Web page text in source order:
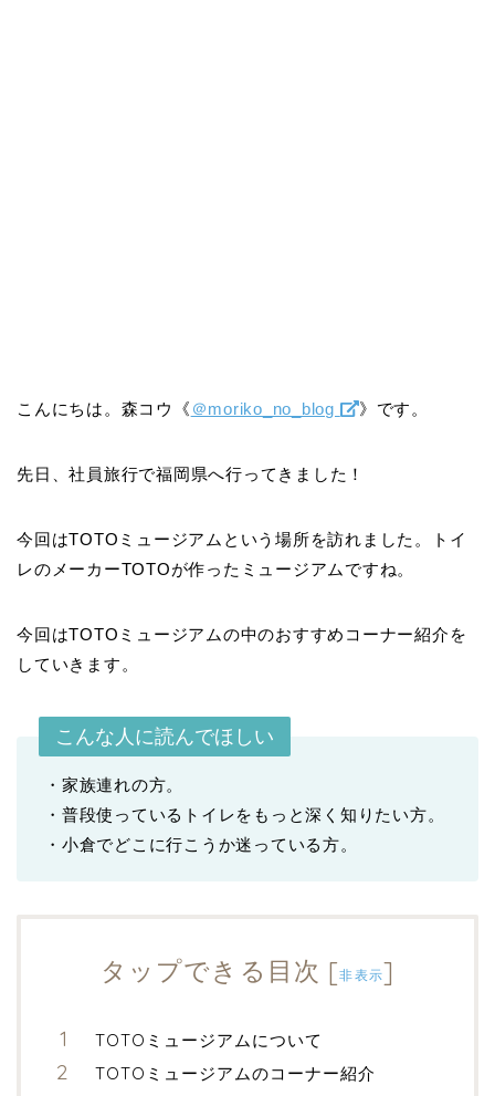
こんにちは。森コウ《 ＠moriko_no_blog 》です。
先日、社員旅行で福岡県へ行ってきました！
今回はTOTOミュージアムという場所を訪れました。トイ
レのメーカーTOTOが作ったミュージアムですね。
今回はTOTOミュージアムの中のおすすめコーナー紹介を
していきます。
こんな人に読んでほしい
・家族連れの方。
・普段使っているトイレをもっと深く知りたい方。
・小倉でどこに行こうか迷っている方。
タップできる目次 [非表示]
TOTOミュージアムについて
TOTOミュージアムのコーナー紹介